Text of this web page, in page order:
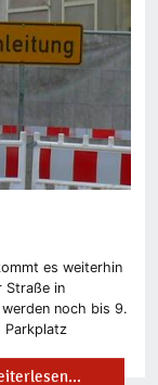
es weiterhin
Straße in
noch bis 9.
Parkplatz